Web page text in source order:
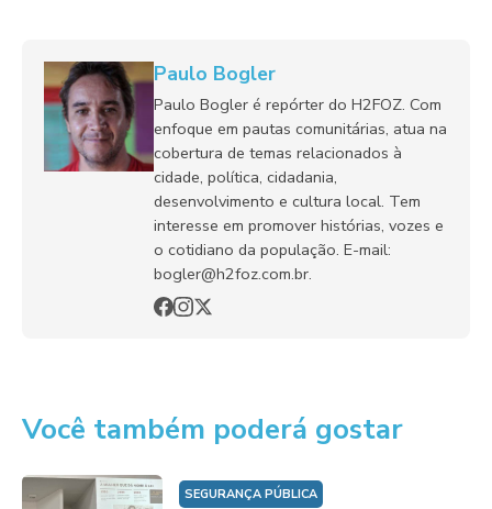
Paulo Bogler
Paulo Bogler é repórter do H2FOZ. Com
enfoque em pautas comunitárias, atua na
cobertura de temas relacionados à
cidade, política, cidadania,
desenvolvimento e cultura local. Tem
interesse em promover histórias, vozes e
o cotidiano da população. E-mail:
bogler@h2foz.com.br.
Você também poderá gostar
SEGURANÇA PÚBLICA